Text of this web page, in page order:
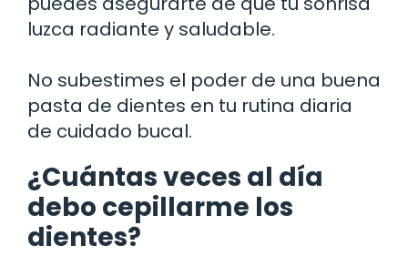
luzca radiante y saludable.
No subestimes el poder de una buena
pasta de dientes en tu rutina diaria
de cuidado bucal.
¿Cuántas veces al día
debo cepillarme los
dientes?